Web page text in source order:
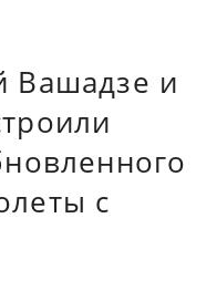
Вашадзе и
с